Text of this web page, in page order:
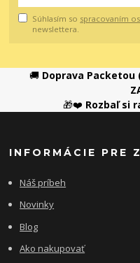
Súhlasím so spracovaním
newslettera.
🚚 Doprava Packetou
🎁❤️ Rozbaľ si
INFORMÁCIE PRE
Náš príbeh
Novinky
Blog
Ako nakupovať